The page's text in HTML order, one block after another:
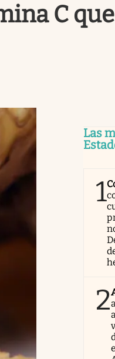
C
Las
1
2